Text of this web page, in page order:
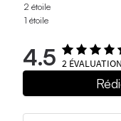
2 étoile
1 étoile
4.5 2